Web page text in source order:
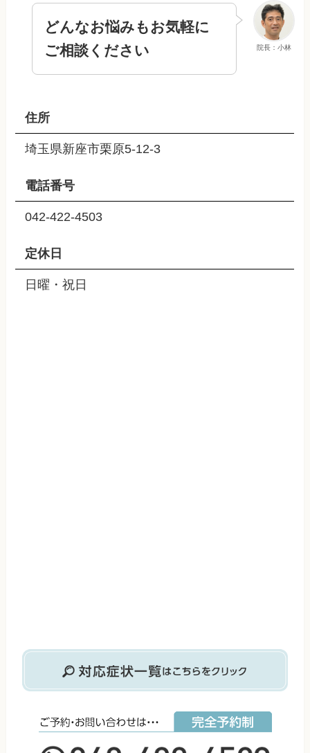
院長：小林
どんなお悩みもお気軽に
ご相談ください
住所
埼玉県新座市栗原5-12-3
電話番号
042-422-4503
定休日
日曜・祝日